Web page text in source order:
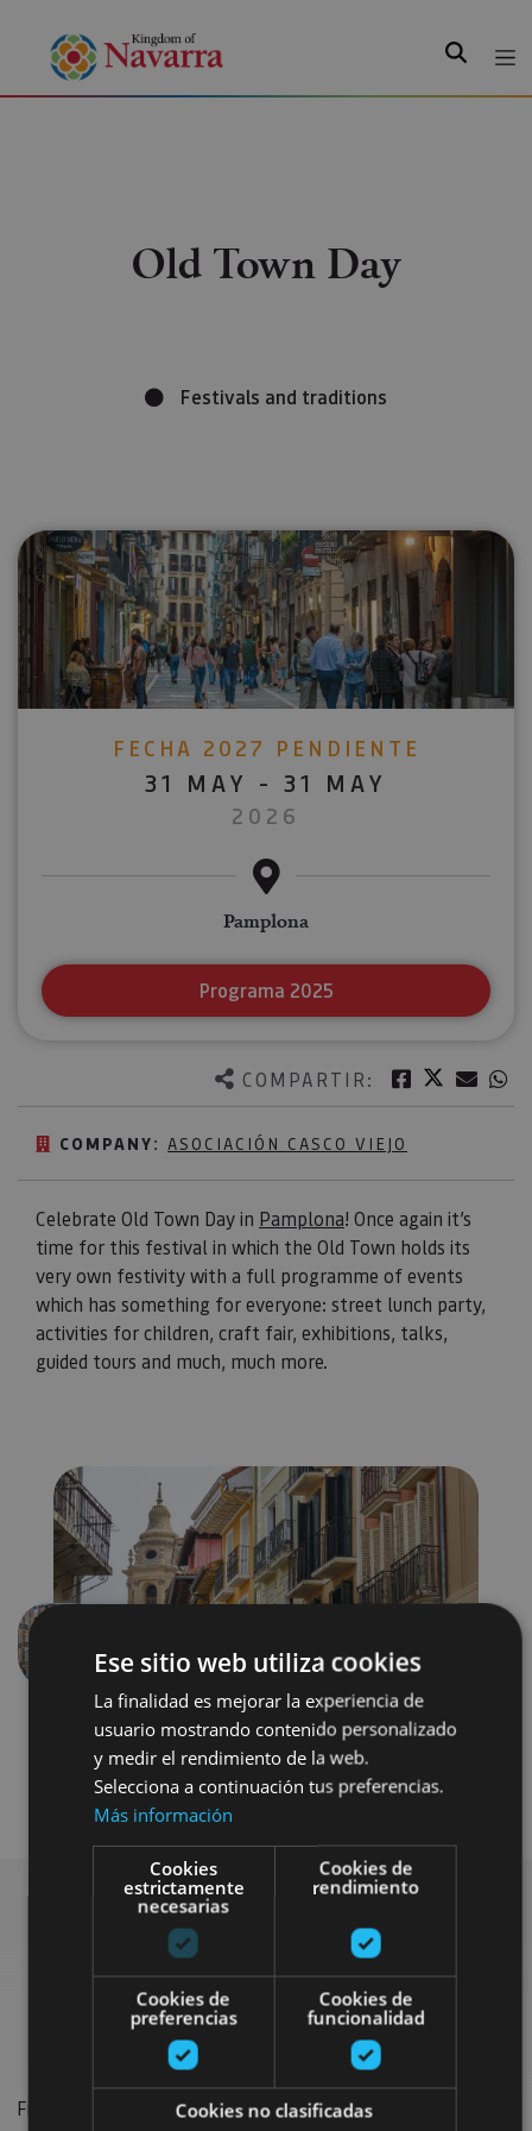
Search
Old Town Day
Festivals and traditions
COMPARTIR: Facebook
Twitter
COMPANY: ASOCIACIÓN CASCO VIEJO
Celebrate Old Town Day in Pamplona! Once again it’s
time for this festival in which the Old Town holds its
very own festivity with a full programme of events
which has something for everyone: street lunch party,
activities for children, craft fair, exhibitions, talks,
guided tours and much, much more.
FECHA 2027 PENDIENTE
31 MAY - 31 MAY
2026
Pamplona
Programa 2025
Previous
Search for more
festivals and events
Find the most important festivals, shows and events on the
Ese sitio web utiliza cookies
La finalidad es mejorar la experiencia de
usuario mostrando contenido personalizado
y medir el rendimiento de la web.
Selecciona a continuación tus preferencias.
Más información
Cookies
estrictamente
necesarias
Cookies de
rendimiento
Cookies de
preferencias
Cookies de
funcionalidad
Cookies no clasificadas